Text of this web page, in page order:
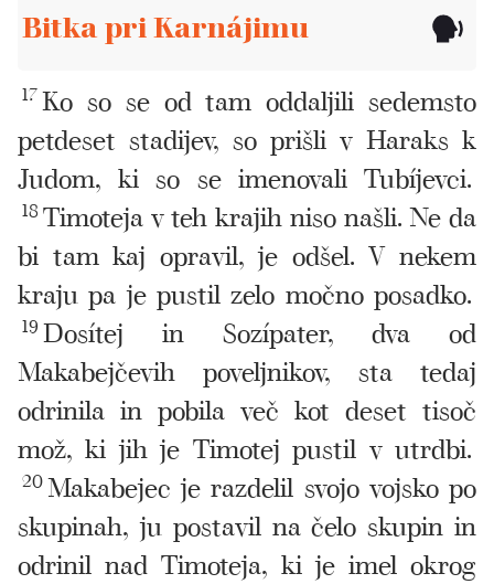
Bitka pri Karnájimu
17Ko so se od tam oddaljili sedemsto
petdeset stadijev, so prišli v Haraks k
Judom, ki so se imenovali Tubíjevci.
18 Timoteja v teh krajih niso našli. Ne da
bi tam kaj opravil, je odšel. V nekem
kraju pa je pustil zelo močno posadko.
19 Dosítej in Sozípater, dva od
Makabejčevih poveljnikov, sta tedaj
odrinila in pobila več kot deset tisoč
mož, ki jih je Timotej pustil v utrdbi.
20Makabejec je razdelil svojo vojsko po
skupinah, ju postavil na čelo skupin in
odrinil nad Timoteja, ki je imel okrog